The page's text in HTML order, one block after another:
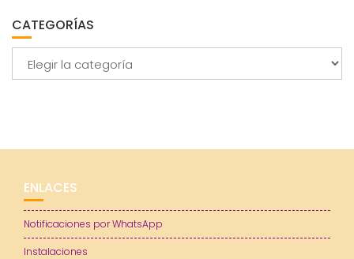
CATEGORÍAS
ENLACES
Notificaciones por WhatsApp
Instalaciones